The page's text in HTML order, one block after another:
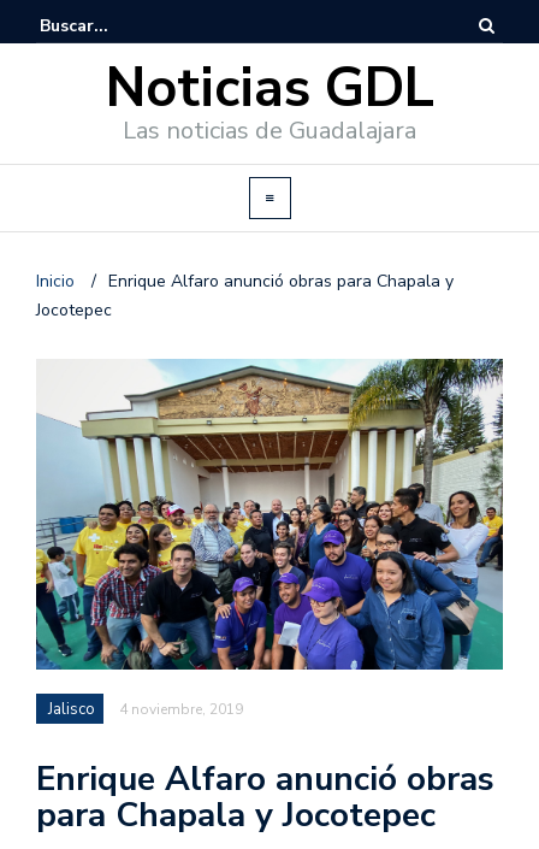
Noticias GDL
Las noticias de Guadalajara
Inicio / Enrique Alfaro anunció obras para Chapala y
Jocotepec
Jalisco 4 noviembre, 2019
Enrique Alfaro anunció obras
para Chapala y Jocotepec